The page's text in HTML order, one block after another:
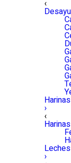
‹
›
‹
›